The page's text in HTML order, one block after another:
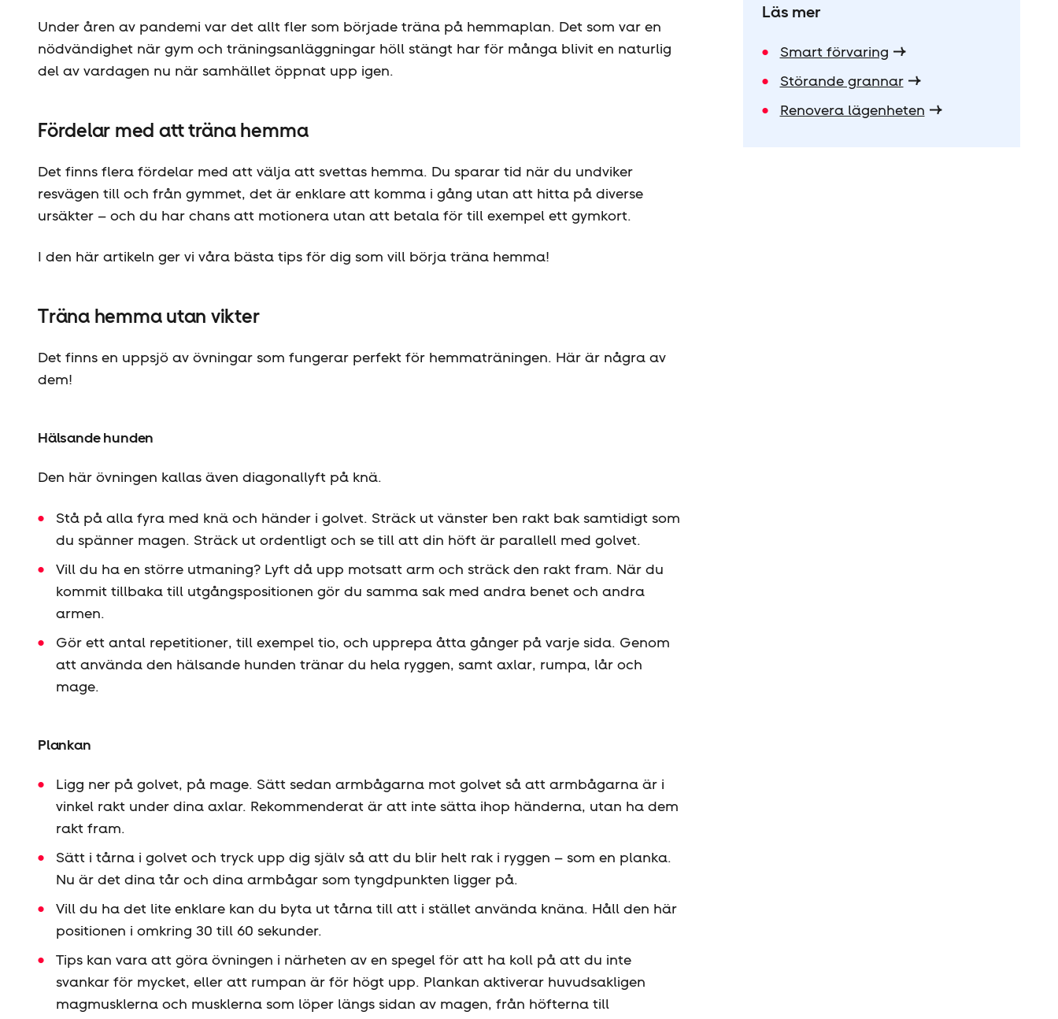
Under åren av pandemi var det allt fler som började träna på hemmaplan. Det som var en
nödvändighet när gym och träningsanläggningar höll stängt har för många blivit en naturlig
del av vardagen nu när samhället öppnat upp igen.
Fördelar med att träna hemma
Det finns flera fördelar med att välja att svettas hemma. Du sparar tid när du undviker
resvägen till och från gymmet, det är enklare att komma i gång utan att hitta på diverse
ursäkter – och du har chans att motionera utan att betala för till exempel ett gymkort.
I den här artikeln ger vi våra bästa tips för dig som vill börja träna hemma!
Träna hemma utan vikter
Det finns en uppsjö av övningar som fungerar perfekt för hemmaträningen. Här är några av
dem!
Hälsande hunden
Den här övningen kallas även diagonallyft på knä.
Stå på alla fyra med knä och händer i golvet. Sträck ut vänster ben rakt bak samtidigt som
du spänner magen. Sträck ut ordentligt och se till att din höft är parallell med golvet.
Vill du ha en större utmaning? Lyft då upp motsatt arm och sträck den rakt fram. När du
kommit tillbaka till utgångspositionen gör du samma sak med andra benet och andra
armen.
Gör ett antal repetitioner, till exempel tio, och upprepa åtta gånger på varje sida. Genom
att använda den hälsande hunden tränar du hela ryggen, samt axlar, rumpa, lår och
mage.
Plankan
Ligg ner på golvet, på mage. Sätt sedan armbågarna mot golvet så att armbågarna är i
vinkel rakt under dina axlar. Rekommenderat är att inte sätta ihop händerna, utan ha dem
rakt fram.
Sätt i tårna i golvet och tryck upp dig själv så att du blir helt rak i ryggen – som en planka.
Nu är det dina tår och dina armbågar som tyngdpunkten ligger på.
Vill du ha det lite enklare kan du byta ut tårna till att i stället använda knäna. Håll den här
positionen i omkring 30 till 60 sekunder.
Tips kan vara att göra övningen i närheten av en spegel för att ha koll på att du inte
svankar för mycket, eller att rumpan är för högt upp. Plankan aktiverar huvudsakligen
magmusklerna och musklerna som löper längs sidan av magen, från höfterna till
Läs mer
Smart förvaring
Störande grannar
Renovera lägenheten